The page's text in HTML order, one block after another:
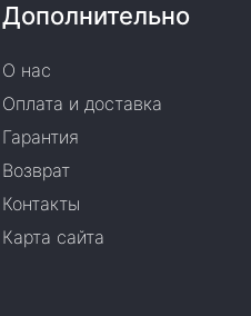
Дополнительно
О нас
Оплата и доставка
Гарантия
Возврат
Контакты
Карта сайта